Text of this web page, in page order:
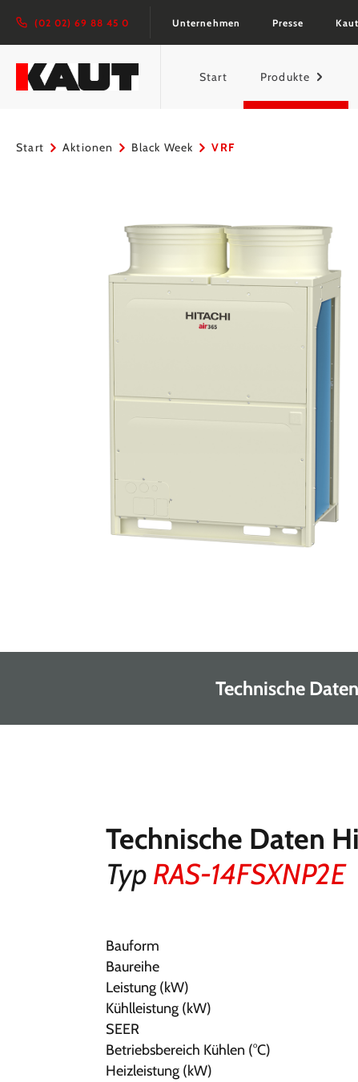
Zur Hauptnavigation springen
(02 02) 69 88 45 0 Unternehmen Presse
Start Produkte
Start Aktionen Black Week VRF
Technische Daten
Technische Daten
Typ RAS-14FSXNP2E
Bauform
Baureihe
Leistung (kW)
Kühlleistung (kW)
SEER
Betriebsbereich Kühlen (°C)
Heizleistung (kW)